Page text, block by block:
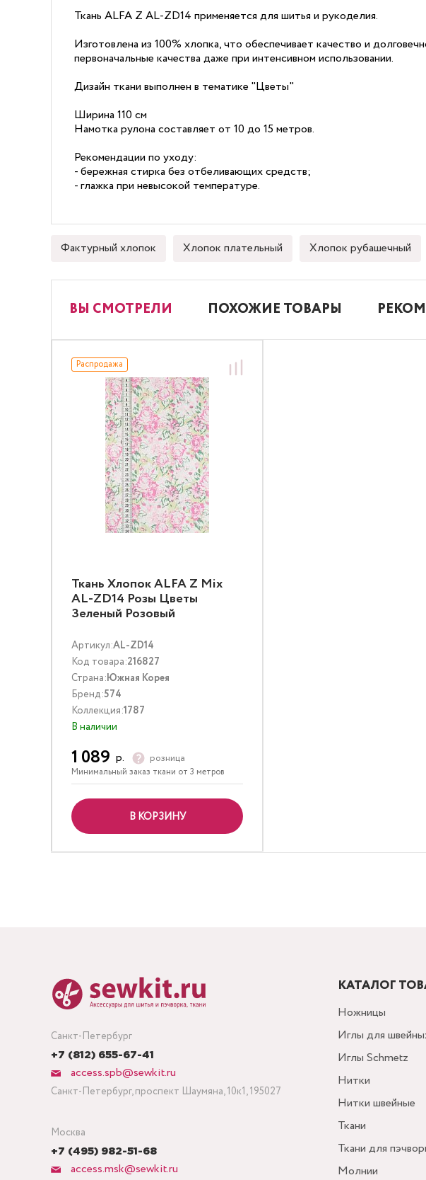
Ткань ALFA Z AL-ZD14 применяется для шитья и рукоделия.
Изготовлена из 100% хлопка, что обеспечивает качество и
первоначальные качества даже при интенсивном использовании.
Дизайн ткани выполнен в тематике "Цветы"
Ширина 110 см
Намотка рулона составляет от 10 до 15 метров.
Рекомендации по уходу:
- бережная стирка без отбеливающих средств;
- глажка при невысокой температуре.
Фактурный хлопок Хлопок плательный Хлопок рубашечный
ВЫ СМОТРЕЛИ ПОХОЖИЕ ТОВАРЫ
Распродажа
Ткань Хлопок ALFA Z Mix
AL-ZD14 Розы Цветы
Зеленый Розовый
Артикул:AL-ZD14
Код товара:216827
Страна:Южная Корея
Бренд:574
Коллекция:1787
В наличии
1 089 р. розница
Минимальный заказ ткани от 3 метров
В КОРЗИНУ
Санкт-Петербург
+7 (812) 655-67-41
access.spb@sewkit.ru
Санкт-Петербург, проспект Шаумяна, 10к1, 195027
Москва
+7 (495) 982-51-68
access.msk@sewkit.ru
КАТАЛОГ
Ножницы
Иглы для
Иглы Schmetz
Нитки
Нитки швейные
Ткани
Ткани для
Молнии